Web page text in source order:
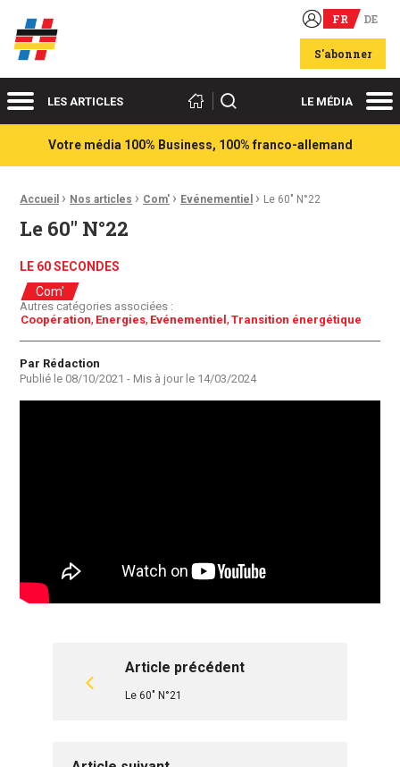
Acteurs du franco-allemand FR DE
S'abonner
MenuLES ARTICLES Rechercher LE MÉDIA
Votre média 100% Business, 100% franco-allemand
Fil d'Ariane :
Accueil › Nos articles › Com' › Evénementiel › Le 60″ N°22
Le 60″ N°22
LE 60 SECONDES
Com'
Autres catégories associées :
Coopération Energies Evénementiel Transition énergétique
Auteur
Par Rédaction
Publié le 08/10/2021 - Mis à jour le 14/03/2024
Article précédent
Le 60" N°21